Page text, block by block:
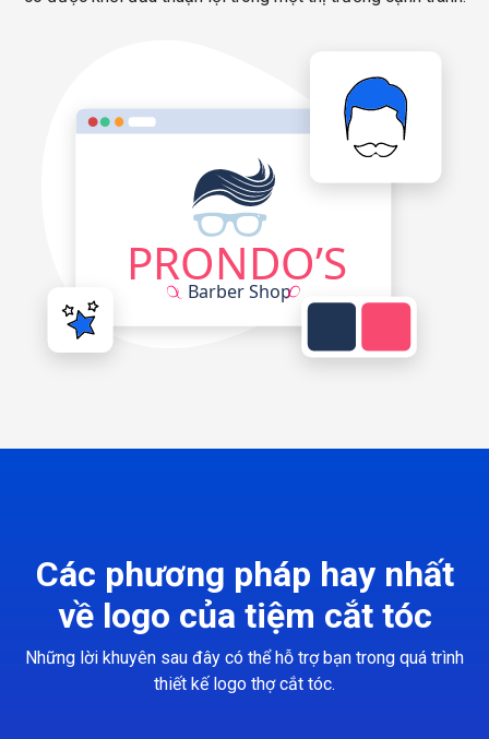
Các phương pháp hay nhất
về logo của tiệm cắt tóc
Những lời khuyên sau đây có thể hỗ trợ bạn trong quá trình
thiết kế logo thợ cắt tóc.